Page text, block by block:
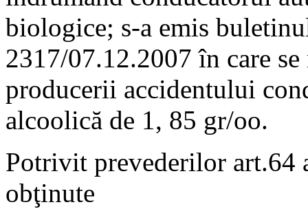
biologice; s-a emis
2317/07.12.2007 în care
producerii accidentului
alcoolică de 1, 85 gr/oo.
Potrivit prevederilor art.64
obţinute